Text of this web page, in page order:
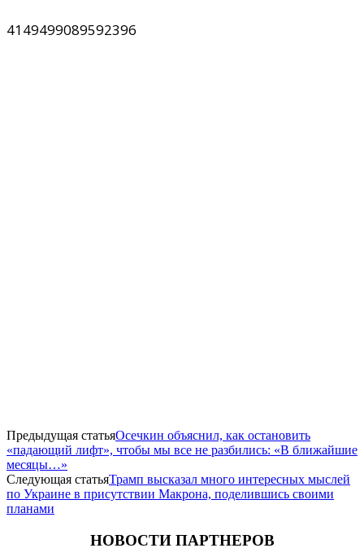
4149499089592396
Предыдущая статьяОсечкин объяснил, как остановить
«падающий лифт», чтобы мы все не разбились: «В ближайшие
месяцы…»
Следующая статьяТрамп высказал много интересных мыслей
по Украине в присутствии Макрона, поделившись своими
планами
НОВОСТИ ПАРТНЕРОВ